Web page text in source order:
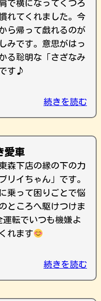
で横になってくつろ
れてくれました。今
ら帰って戯れるのが
みです。意思がはっ
る聡明な「さざなみ
す♪
続きを読む
愛車
森下店の縁の下の力
リイちゃん」です。
乗って困りごとで悩
ところへ駆けつけま
転でいつも機嫌よ
れます
続きを読む